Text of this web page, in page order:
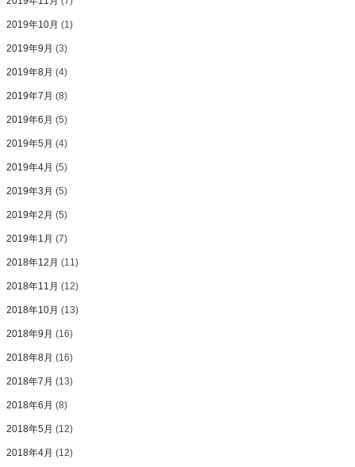
2019年10月 (1)
2019年9月 (3)
2019年8月 (4)
2019年7月 (8)
2019年6月 (5)
2019年5月 (4)
2019年4月 (5)
2019年3月 (5)
2019年2月 (5)
2019年1月 (7)
2018年12月 (11)
2018年11月 (12)
2018年10月 (13)
2018年9月 (16)
2018年8月 (16)
2018年7月 (13)
2018年6月 (8)
2018年5月 (12)
2018年4月 (12)